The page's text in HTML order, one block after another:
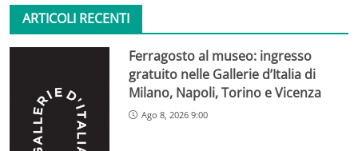
ARTICOLI RECENTI
Ferragosto al museo: ingresso
gratuito nelle Gallerie d’Italia di
Milano, Napoli, Torino e Vicenza
Ago 8, 2026 9:00